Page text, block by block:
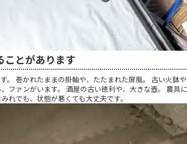
ことがあります
。 巻かれたままの掛軸や、たたまれた屏風。 古い火鉢
ファンがいます。 酒屋の古い徳利や、大きな壺。 農具
れでも、状態が悪くても大丈夫です。